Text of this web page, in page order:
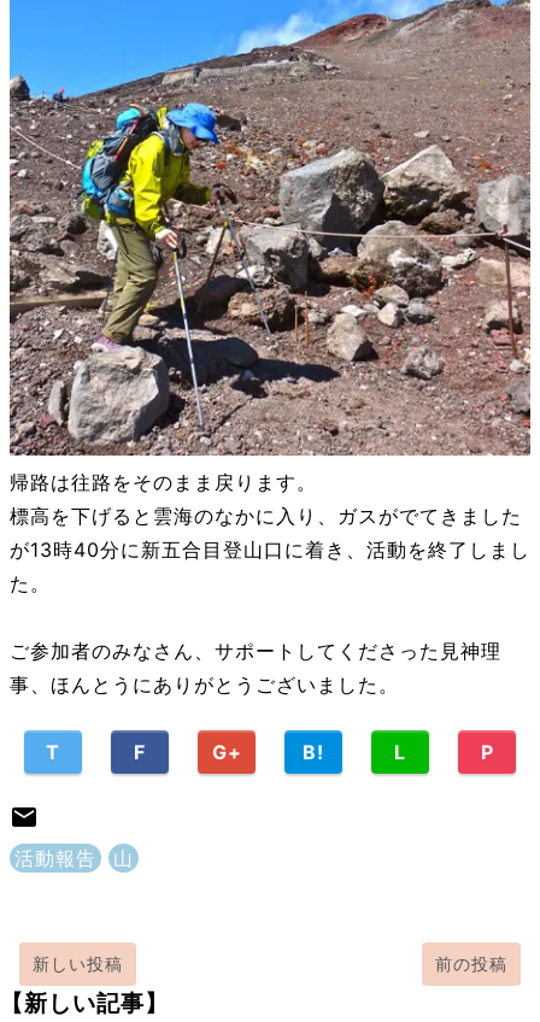
帰路は往路をそのまま戻ります。
標高を下げると雲海のなかに入り、ガスがでてきました
が13時40分に新五合目登山口に着き、活動を終了しまし
た。
ご参加者のみなさん、サポートしてくださった見神理
事、ほんとうにありがとうございました。
T F G+ B! L P
活動報告 山
新しい投稿 前の投稿
【新しい記事】